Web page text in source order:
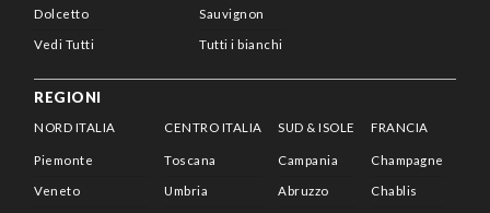
Dolcetto
Vedi Tutti
Sauvignon
Tutti i bianchi
REGIONI
NORD ITALIA
Piemonte
Veneto
CENTRO ITALIA
Toscana
Umbria
SUD & ISOLE
Campania
Abruzzo
FRANCIA
Champagne
Chablis